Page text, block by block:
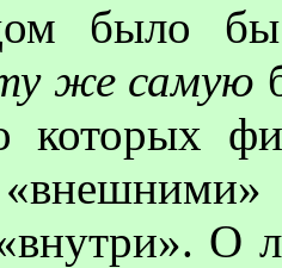
было бы
же самую
которых
«внутри».